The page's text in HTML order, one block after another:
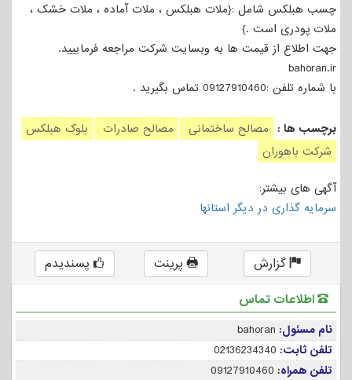
چسب هبلکس شامل :{ملات هبلکس ، ملات آماده ، ملات خشک ،
ملات پودری است .}
جهت اطلاع از قیمت ها به وبسایت شرکت مراجعه فرماییید.
bahoran.ir
با شماره تلفن :09127910460 تماس بگیرید .
برچسب ها : مصالح ساختمانی مصالح صادرات
بلوک هبلکس
شرکت باهوران
آگهی های بیشتر:
سرمایه گذاری در دیگر استانها
گزارش پرینت
پسندیدم
اطلاعات تماس
نام مسئول: bahoran
تلفن ثابت: 02136234340
تلفن همراه: 09127910460